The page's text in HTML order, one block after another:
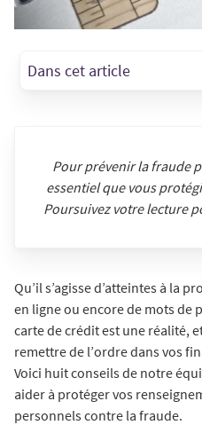
Dans cet article
Pour prévenir la fraude
essentiel que vous
Poursuivez votre lecture
Qu’il s’agisse d’atteintes à la
en ligne ou encore de mots de
carte de crédit est une réalité,
remettre de l’ordre dans vos
Voici huit conseils de notre
aider à protéger vos
personnels contre la fraude.